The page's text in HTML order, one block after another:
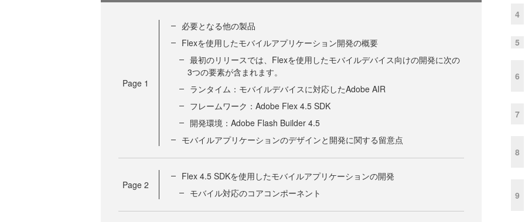
Page 1
必要となる他の製品
Flexを使用したモバイルアプリケーション開発の概要
最初のリリースでは、Flexを使用したモバイルデバイス向けの開発に次の
3つの要素が含まれます。
ランタイム：モバイルデバイスに対応したAdobe AIR
フレームワーク：Adobe Flex 4.5 SDK
開発環境：Adobe Flash Builder 4.5
モバイルアプリケーションのデザインと開発に関する留意点
Page 2
Flex 4.5 SDKを使用したモバイルアプリケーションの開発
モバイル対応のコアコンポーネント
4
5
6
7
8
9